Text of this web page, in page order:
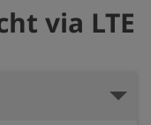
via LTE